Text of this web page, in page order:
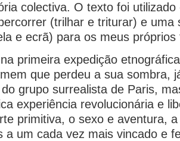
colectiva. O texto foi
(trilhar e triturar) e uma
e ecrã) para os meus próprios
primeira expedição
que perdeu a sua sombra,
grupo surrealista de Paris,
experiência revolucionária e
primitiva, o sexo e aventura,
a um cada vez mais vincado e